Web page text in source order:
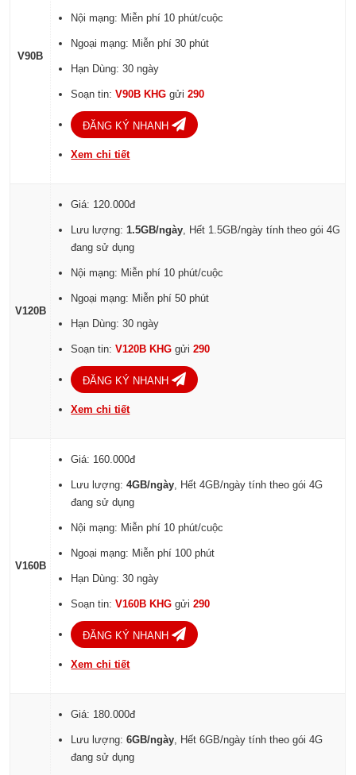
V90B
Nội mạng: Miễn phí 10 phút/cuộc
Ngoại mạng: Miễn phí 30 phút
Hạn Dùng: 30 ngày
Soạn tin:V90B KHGgửi290
ĐĂNG KÝ NHANH
Xem chi tiết
V120B
Giá: 120.000đ
Lưu lượng:1.5GB/ngày, Hết 1.5GB/ngày tính theo gói 4G
đang sử dụng
Nội mạng: Miễn phí 10 phút/cuộc
Ngoại mạng: Miễn phí 50 phút
Hạn Dùng: 30 ngày
Soạn tin:V120B KHGgửi290
ĐĂNG KÝ NHANH
Xem chi tiết
V160B
Giá: 160.000đ
Lưu lượng:4GB/ngày, Hết 4GB/ngày tính theo gói 4G
đang sử dụng
Nội mạng: Miễn phí 10 phút/cuộc
Ngoại mạng: Miễn phí 100 phút
Hạn Dùng: 30 ngày
Soạn tin:V160B KHGgửi290
ĐĂNG KÝ NHANH
Xem chi tiết
Giá: 180.000đ
Lưu lượng:6GB/ngày, Hết 6GB/ngày tính theo gói 4G
đang sử dụng